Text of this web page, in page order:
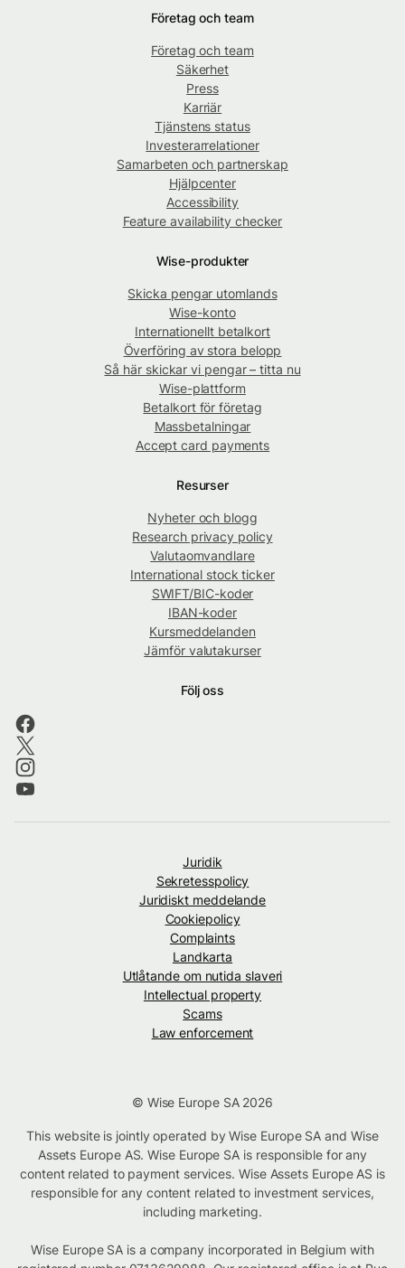
Företag och team
Företag och team
Säkerhet
Press
Karriär
Tjänstens status
Investerarrelationer
Samarbeten och partnerskap
Hjälpcenter
Accessibility
Feature availability checker
Wise-produkter
Skicka pengar utomlands
Wise-konto
Internationellt betalkort
Överföring av stora belopp
Så här skickar vi pengar – titta nu
Wise-plattform
Betalkort för företag
Massbetalningar
Accept card payments
Resurser
Nyheter och blogg
Research privacy policy
Valutaomvandlare
International stock ticker
SWIFT/BIC-koder
IBAN-koder
Kursmeddelanden
Jämför valutakurser
Följ oss
Juridik
Sekretesspolicy
Juridiskt meddelande
Cookiepolicy
Complaints
Landkarta
Utlåtande om nutida slaveri
Intellectual property
Scams
Law enforcement
© Wise Europe SA 2026
This website is jointly operated by Wise Europe SA and Wise
Assets Europe AS. Wise Europe SA is responsible for any
content related to payment services. Wise Assets Europe AS is
responsible for any content related to investment services,
including marketing.
Wise Europe SA is a company incorporated in Belgium with